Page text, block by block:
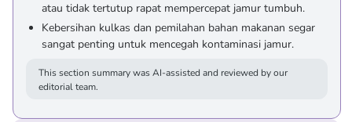
atau tidak tertutup rapat mempercepat jamur tumbuh.
Kebersihan kulkas dan pemilahan bahan makanan segar
sangat penting untuk mencegah kontaminasi jamur.
This section summary was AI-assisted and reviewed by our
editorial team.